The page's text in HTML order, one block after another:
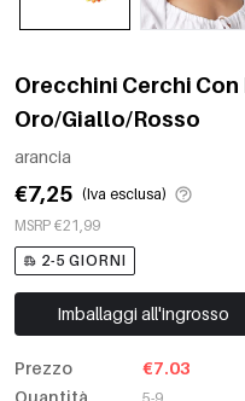
Orecchini Cerchi
Oro/Giallo/Rosso
arancia
€7,25 (Iva esclusa)
MSRP €21,99
2-5 GIORNI
Imballaggi all'ingrosso
Prezzo
€7.03